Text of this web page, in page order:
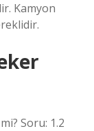
Kamyon
Soru: 1.2